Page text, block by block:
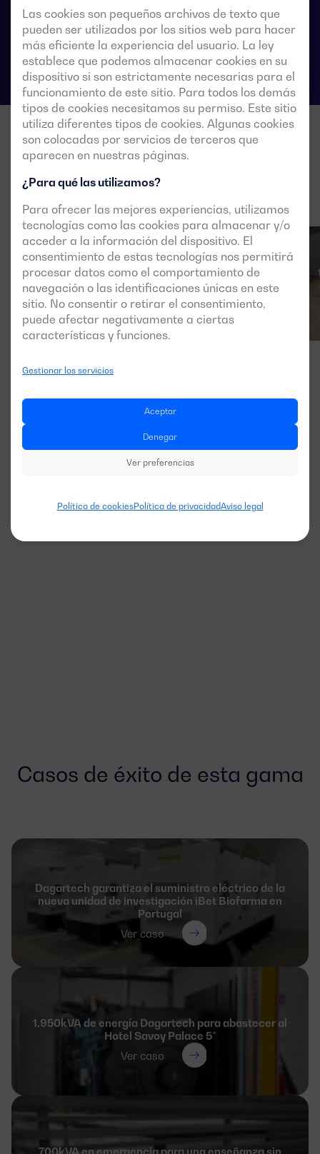
Las cookies son pequeños archivos de texto que
pueden ser utilizados por los sitios web para hacer
más eficiente la experiencia del usuario. La ley
establece que podemos almacenar cookies en su
dispositivo si son estrictamente necesarias para el
funcionamiento de este sitio. Para todos los demás
tipos de cookies necesitamos su permiso. Este sitio
utiliza diferentes tipos de cookies. Algunas cookies
son colocadas por servicios de terceros que
aparecen en nuestras páginas.
¿Para qué las utilizamos?
Para ofrecer las mejores experiencias, utilizamos
tecnologías como las cookies para almacenar y/o
acceder a la información del dispositivo. El
consentimiento de estas tecnologías nos permitirá
procesar datos como el comportamiento de
navegación o las identificaciones únicas en este
sitio. No consentir o retirar el consentimiento,
puede afectar negativamente a ciertas
características y funciones.
Gestionar los servicios
Aceptar
Denegar
Ver preferencias
Política de cookiesPolítica de privacidadAviso legal
Fichas técnicas de las conmutaciones
Casos de éxito de esta gama
Dagartech garantiza el suministro eléctrico de la
nueva unidad de investigación iBet Biofarma en
Portugal
Ver caso
1.950kVA de energía Dagartech para abastecer al
Hotel Savoy Palace 5*
Ver caso
700kVA en emergencia para una enseñanza sin